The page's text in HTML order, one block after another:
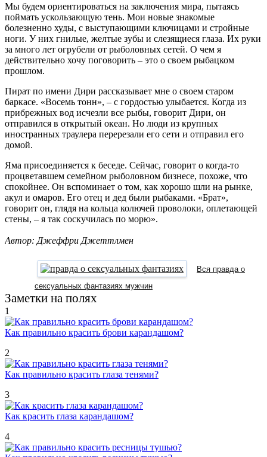
Мы будем ориентироваться на заключения мира, пытаясь
поймать ускользающую тень. Мои новые знакомые
болезненно худы, с выступающими ключицами и стройные
ноги. У них гнилые, желтые зубы и слезящиеся глаза. Их руки
за много лет огрубели от рыболовных сетей. О чем я
действительно хочу поговорить – это о своем рыбацком
прошлом.
Пират по имени Дири рассказывает мне о своем старом
баркасе. «Восемь тонн», – с гордостью улыбается. Когда из
прибрежных вод исчезли все рыбы, говорит Дири, он
отправился в открытый океан. Но люди из крупных
иностранных траулера перерезали его сети и отправил его
домой.
Яма присоединяется к беседе. Сейчас, говорит о когда-то
процветавшем семейном рыболовном бизнесе, похоже, что
спокойнее. Он вспоминает о том, как хорошо шли на рынке,
акул и омаров. Его отец и дед были рыбаками. «Брат»,
говорит он, глядя на кольца колючей проволоки, оплетающей
стены, – я так соскучилась по морю».
Автор: Джеффри Джеттлмен
Вся правда о
сексуальных фантазиях мужчин
Заметки на полях
1
Как правильно красить брови карандашом?
2
Как правильно красить глаза тенями?
3
Как красить глаза карандашом?
4